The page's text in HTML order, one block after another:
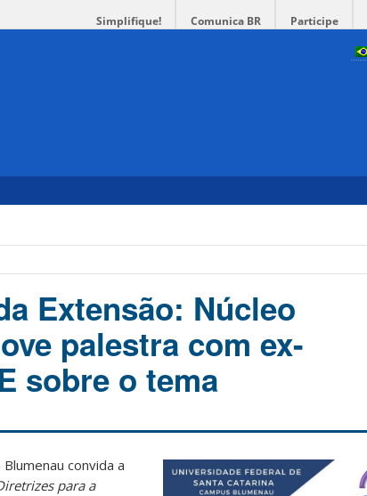
Simplifique! Comunica BR Participe
Extensão: Núcleo
palestra com ex-
sobre o tema
convida a
para a